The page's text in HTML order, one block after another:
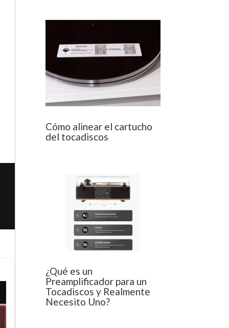
Cómo alinear el cartucho
del tocadiscos
¿Qué es un
Preamplificador para un
Tocadiscos y Realmente
Necesito Uno?